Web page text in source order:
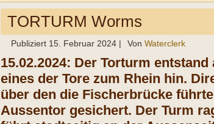
TORTURM Worms
Publiziert 15. Februar 2024 | Von Waterclerk
15.02.2024: Der Torturm
eines der Tore zum Rhein hin.
über den die Fischerbrücke
Aussentor gesichert. Der Turm